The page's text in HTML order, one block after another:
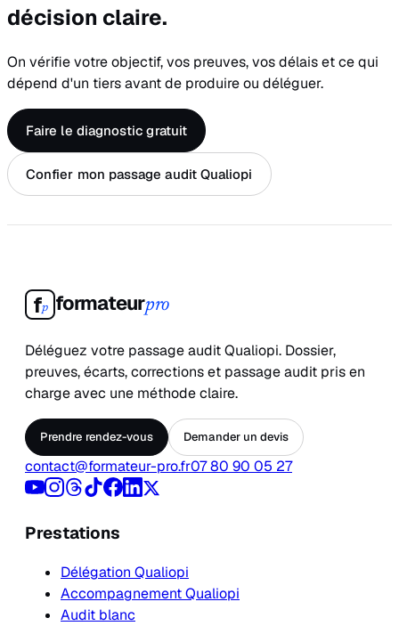
décision claire.
On vérifie votre objectif, vos preuves, vos délais et ce qui
dépend d'un tiers avant de produire ou déléguer.
Faire le diagnostic gratuit
Confier mon passage audit Qualiopi
fp formateurpro
Déléguez votre passage audit Qualiopi. Dossier,
preuves, écarts, corrections et passage audit pris en
charge avec une méthode claire.
Prendre rendez-vous Demander un devis
contact@formateur-pro.fr07 80 90 05 27
Prestations
Délégation Qualiopi
Accompagnement Qualiopi
Audit blanc